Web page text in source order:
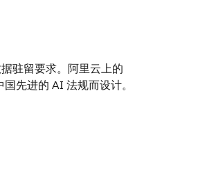
驻留要求。阿里云上的
先进的 AI 法规而设计。